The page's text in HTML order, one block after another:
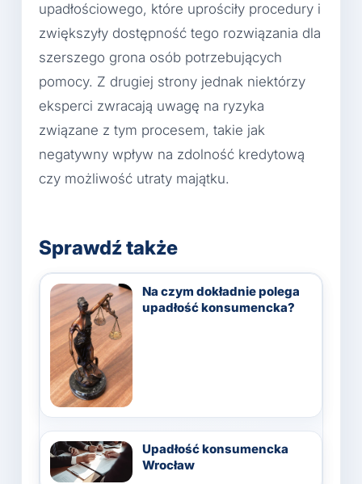
upadłościowego, które uprościły procedury i
zwiększyły dostępność tego rozwiązania dla
szerszego grona osób potrzebujących
pomocy. Z drugiej strony jednak niektórzy
eksperci zwracają uwagę na ryzyka
związane z tym procesem, takie jak
negatywny wpływ na zdolność kredytową
czy możliwość utraty majątku.
Sprawdź także
Na czym dokładnie polega
upadłość konsumencka?
Upadłość konsumencka
Wrocław